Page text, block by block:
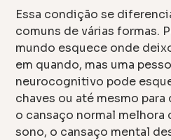
Essa condição se
comuns de várias formas.
mundo esquece onde
em quando, mas uma
neurocognitivo pode
chaves ou até mesmo para
o cansaço normal melhora
sono, o cansaço mental